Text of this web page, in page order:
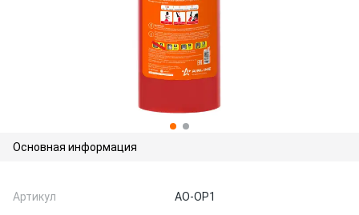
Основная информация
Артикул
AO-OP1